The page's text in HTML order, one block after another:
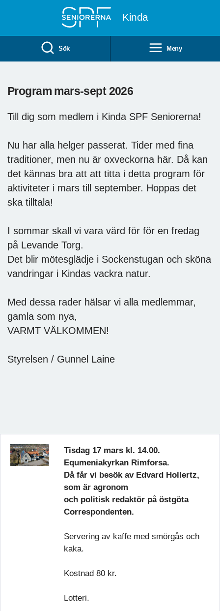
Kinda
Sök Meny
Program mars-sept 2026
Till dig som medlem i Kinda SPF Seniorerna!
Nu har alla helger passerat. Tider med fina
traditioner, men nu är oxveckorna här. Då kan
det kännas bra att att titta i detta program för
aktiviteter i mars till september. Hoppas det
ska tilltala!
I sommar skall vi vara värd för för en fredag
på Levande Torg.
Det blir mötesglädje i Sockenstugan och sköna
vandringar i Kindas vackra natur.
Med dessa rader hälsar vi alla medlemmar,
gamla som nya,
VARMT VÄLKOMMEN!
Styrelsen / Gunnel Laine
Tisdag 17 mars kl. 14.00.
Equmeniakyrkan Rimforsa.
Då får vi besök av Edvard Hollertz,
som är agronom
och politisk redaktör på östgöta
Correspondenten.
Servering av kaffe med smörgås och
kaka.
Kostnad 80 kr.
Lotteri.